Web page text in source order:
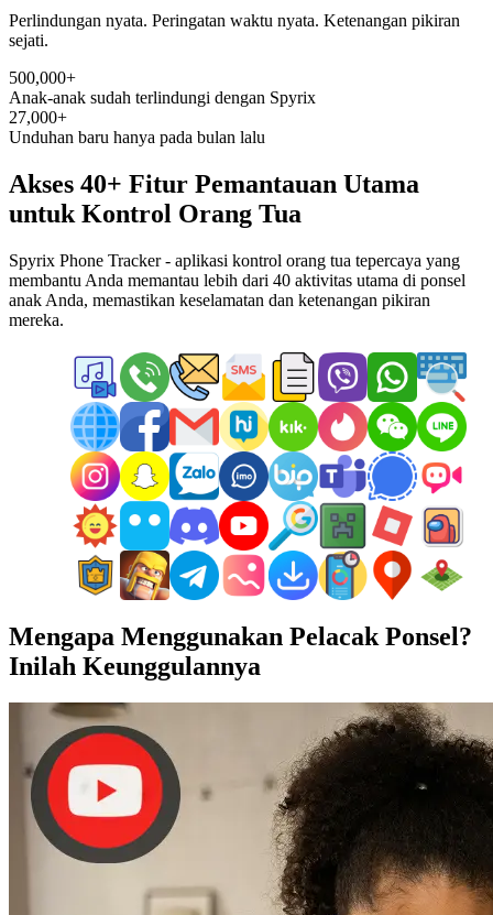
Perlindungan nyata. Peringatan waktu nyata. Ketenangan pikiran
sejati.
500,000+
Anak-anak sudah terlindungi dengan Spyrix
27,000+
Unduhan baru hanya pada bulan lalu
Akses 40+ Fitur Pemantauan Utama
untuk Kontrol Orang Tua
Spyrix Phone Tracker - aplikasi kontrol orang tua tepercaya yang
membantu Anda memantau lebih dari 40 aktivitas utama di ponsel
anak Anda, memastikan keselamatan dan ketenangan pikiran
mereka.
Mengapa Menggunakan Pelacak Ponsel?
Inilah Keunggulannya